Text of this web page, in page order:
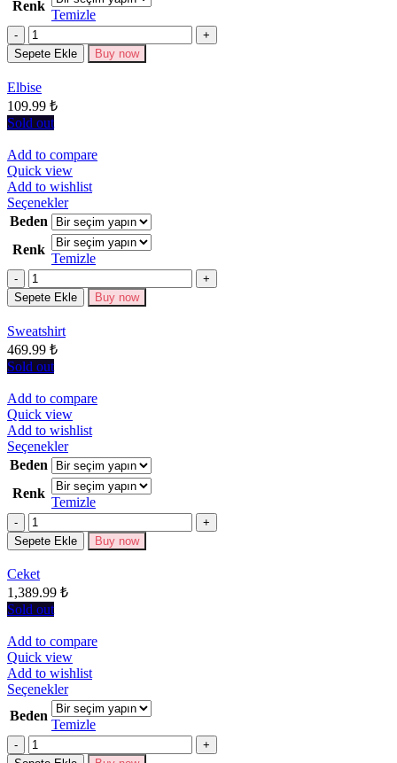
fazla
varyasyonu
Seçenekler
Renk
Temizle
Miktar
Sepete Ekle Buy now
Elbise
109.99 ₺
Sold out
Add to compare
Quick view
Add to wishlist
SeçeneklerBu
ürünün
birden
fazla
varyasyonu
Seçenekler
Beden
Renk
Temizle
Miktar
Sepete Ekle Buy now
Sweatshirt
469.99 ₺
Sold out
Add to compare
Quick view
Add to wishlist
SeçeneklerBu
ürünün
birden
fazla
varyasyonu
Seçenekler
seçilebilir
Beden
Renk
Temizle
Miktar
Sepete Ekle Buy now
Ceket
1,389.99 ₺
Sold out
Add to compare
Quick view
Add to wishlist
SeçeneklerBu
ürünün
birden
fazla
varyasyonu
Beden
Temizle
Miktar